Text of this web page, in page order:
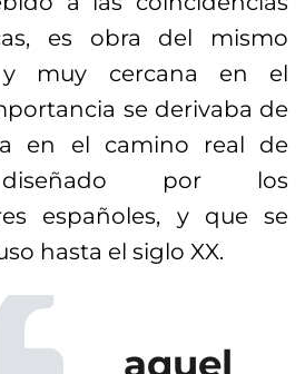
es obra del mismo
y muy cercana en el
se derivaba de
en el camino real de
diseñado por los
españoles, y que se
hasta el siglo XX.
aquel